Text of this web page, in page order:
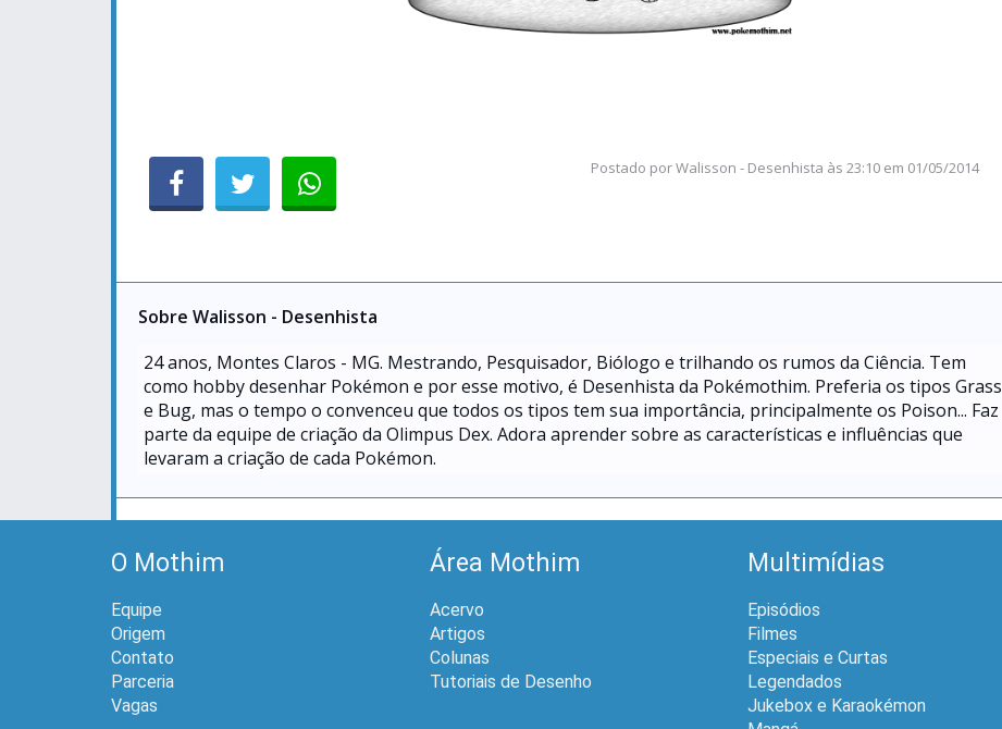
Postado porWalisson - Desenhista às23:10 em 01/05/2014
Sobre Walisson - Desenhista
24anos, Montes Claros - MG. Mestrando, Pesquisador, Biólogo e trilhando os rumos da Ciência. Tem
como hobby desenhar Pokémon e por esse motivo, é Desenhista da Pokémothim. Preferia os tipos Grass
e Bug, mas o tempo o convenceu que todos os tipos tem sua importância, principalmente os Poison... Faz
parte da equipe de criação da Olimpus Dex. Adora aprender sobre as características e influências que
levaram a criação de cada Pokémon.
O Mothim
Equipe
Origem
Contato
Parceria
Vagas
Área Mothim
Acervo
Artigos
Colunas
Tutoriais de Desenho
Multimídias
Episódios
Filmes
Especiais e Curtas
Legendados
Jukebox e Karaokémon